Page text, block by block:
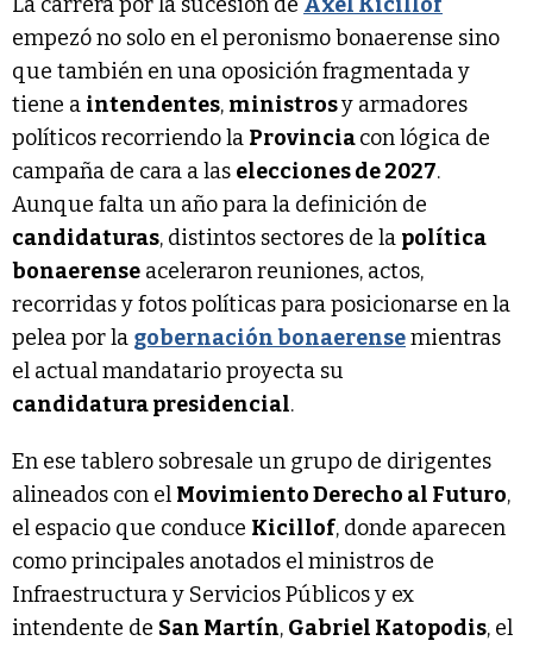
La carrera por la sucesión de Axel Kicillof
empezó no solo en el peronismo bonaerense sino
que también en una oposición fragmentada y
tiene a intendentes, ministrosy armadores
políticos recorriendo la Provinciacon lógica de
campaña de cara a las elecciones de 2027.
Aunque falta un año para la definición de
candidaturas, distintos sectores de la política
bonaerense aceleraron reuniones, actos,
recorridas y fotos políticas para posicionarse en la
pelea por la gobernación bonaerensemientras
el actual mandatario proyecta su
candidatura presidencial.
En ese tablero sobresale un grupo de dirigentes
alineados con el Movimiento Derecho al Futuro,
el espacio que conduce Kicillof, donde aparecen
como principales anotados el ministros de
Infraestructura y Servicios Públicos y ex
intendente de San Martín, Gabriel Katopodis, el